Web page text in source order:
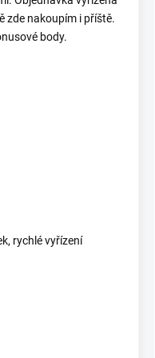
zde nakoupím i příště.
body.
rychlé vyřízení